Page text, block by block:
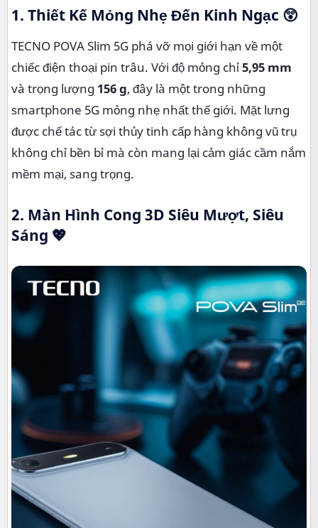
1. Thiết Kế Mỏng Nhẹ Đến Kinh Ngạc 😲
TECNO POVA Slim 5G phá vỡ mọi giới hạn về một
chiếc điện thoại pin trâu. Với độ mỏng chỉ5,95 mm
và trọng lượng 156 g, đây là một trong những
smartphone 5G mỏng nhẹ nhất thế giới. Mặt lưng
được chế tác từ sợi thủy tinh cấp hàng không vũ trụ
không chỉ bền bỉ mà còn mang lại cảm giác cầm nắm
mềm mại, sang trọng.
2. Màn Hình Cong 3D Siêu Mượt, Siêu
Sáng 💖